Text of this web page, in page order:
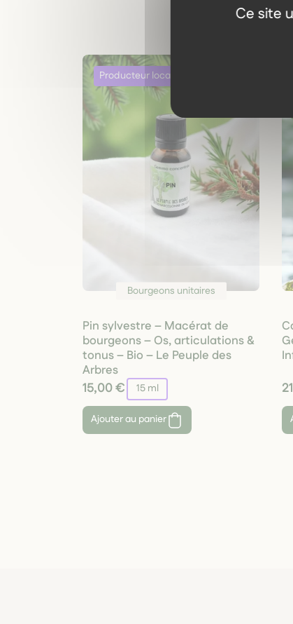
Ce site
Bourgeons unitaires
Pin sylvestre – Macérat de
bourgeons – Os, articulations &
tonus – Bio – Le Peuple des
Arbres
15,00 € 15 ml
Ajouter au panier